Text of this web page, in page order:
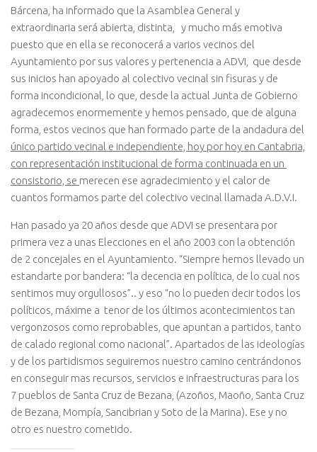
Bárcena, ha informado que la Asamblea General y
extraordinaria será abierta, distinta, y mucho más emotiva
puesto que en ella se reconocerá a varios vecinos del
Ayuntamiento por sus valores y pertenencia a ADVI, que desde
sus inicios han apoyado al colectivo vecinal sin fisuras y de
forma incondicional, lo que, desde la actual Junta de Gobierno
agradecemos enormemente y hemos pensado, que de alguna
forma, estos vecinos que han formado parte de la andadura del
único partido vecinal e independiente, hoy por hoy en Cantabria,
con representación institucional de forma continuada en un
consistorio, se merecen ese agradecimiento y el calor de
cuantos formamos parte del colectivo vecinal llamada A.D.V.I.
Han pasado ya 20 años desde que ADVI se presentara por
primera vez a unas Elecciones en el año 2003 con la obtención
de 2 concejales en el Ayuntamiento. “Siempre hemos llevado un
estandarte por bandera: “la decencia en política, de lo cual nos
sentimos muy orgullosos”.. y eso “no lo pueden decir todos los
políticos, máxime a tenor de los últimos acontecimientos tan
vergonzosos como reprobables, que apuntan a partidos, tanto
de calado regional como nacional”. Apartados de las ideologías
y de los partidismos seguiremos nuestro camino centrándonos
en conseguir mas recursos, servicios e infraestructuras para los
7 pueblos de Santa Cruz de Bezana, (Azoños, Maoño, Santa Cruz
de Bezana, Mompía, Sancibrian y Soto de la Marina). Ese y no
otro es nuestro cometido.